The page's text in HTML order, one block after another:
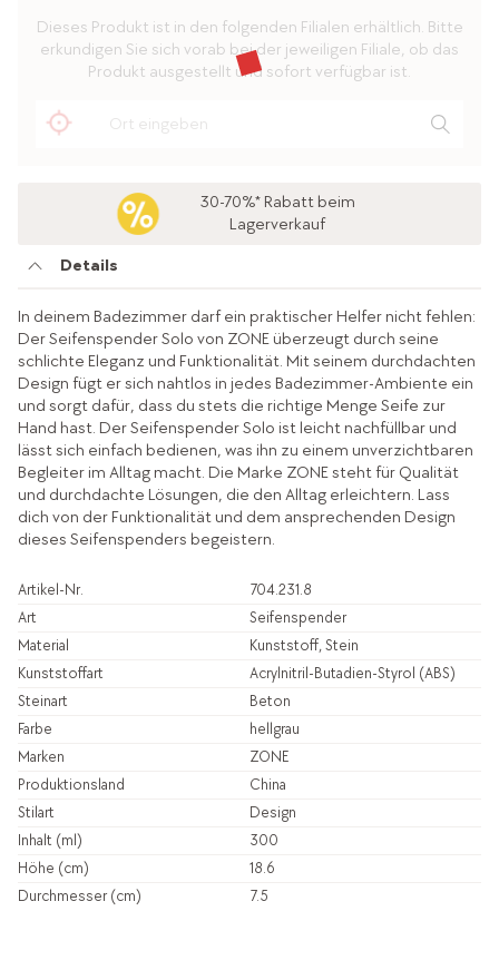
Dieses Produkt ist in den folgenden Filialen erhältlich. Bitte
erkundigen Sie sich vorab bei der jeweiligen Filiale, ob das
Produkt ausgestellt und sofort verfügbar ist.
30-70%* Rabatt beim
Lagerverkauf
Details
In deinem Badezimmer darf ein praktischer Helfer nicht fehlen:
Der Seifenspender Solo von ZONE überzeugt durch seine
schlichte Eleganz und Funktionalität. Mit seinem durchdachten
Design fügt er sich nahtlos in jedes Badezimmer-Ambiente ein
und sorgt dafür, dass du stets die richtige Menge Seife zur
Hand hast. Der Seifenspender Solo ist leicht nachfüllbar und
lässt sich einfach bedienen, was ihn zu einem unverzichtbaren
Begleiter im Alltag macht. Die Marke ZONE steht für Qualität
und durchdachte Lösungen, die den Alltag erleichtern. Lass
dich von der Funktionalität und dem ansprechenden Design
dieses Seifenspenders begeistern.
Artikel-Nr.
704.231.8
Art
Seifenspender
Material
Kunststoff, Stein
Kunststoffart
Acrylnitril-Butadien-Styrol (ABS)
Steinart
Beton
Farbe
hellgrau
Marken
ZONE
Produktionsland
China
Stilart
Design
Inhalt (ml)
300
Höhe (cm)
18.6
Durchmesser (cm)
7.5